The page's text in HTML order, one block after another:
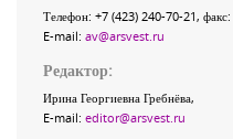
Телефон: +7 (423) 240-70-21, факс:
E-mail: av@arsvest.ru
Редактор:
Ирина Георгиевна Гребнёва,
E-mail: editor@arsvest.ru